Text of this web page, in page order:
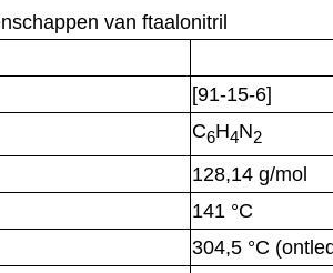
van ftaalonitril
[91-15-6]
C6H4N2
128,14 g/mol
141 °C
304,5 °C